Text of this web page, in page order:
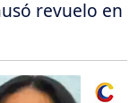
revuelo en